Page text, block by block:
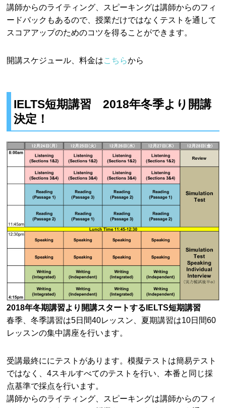
講師からのライティング、スピーキングは講師からのフィ
ードバックもあるので、授業だけではなくテストを通して
スコアアップのためのコツを得ることができます。
開講スケジュール、料金はこちらから
IELTS短期講習 2018年冬季より開講
決定！
2018年冬期講習より開講スタートするIELTS短期講習
春季、冬季講習は5日間40レッスン、夏期講習は10日間60
レッスンの集中講座を行います。
受講最終ににテストがあります。模擬テストは簡易テスト
ではなく、4スキルすべてのテストを行い、本番と同じ採
点基準で採点を行います。
講師からのライティング、スピーキングは講師からのフィ